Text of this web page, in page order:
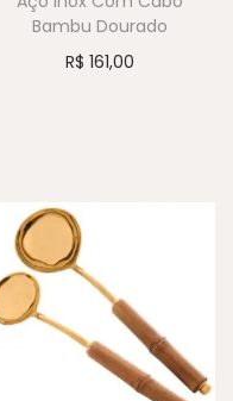
Bambu Dourado
R$ 161,00